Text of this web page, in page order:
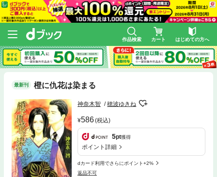
作品検索 カート はじめての方へ
最新刊 橙に仇花は染まる
神奈木智 穂波ゆきね
586(税込)
5pt獲得
ポイント詳細
dカード利用でさらにポイント+2%
返品不可